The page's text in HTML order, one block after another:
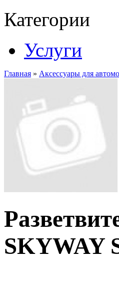
Категории
Услуги
Главная » Аксессуары для
SKYWAY